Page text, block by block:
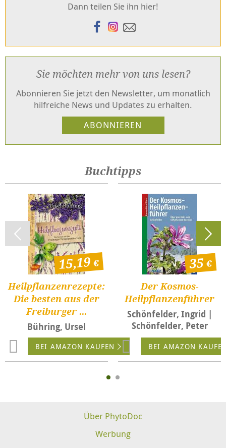
Dann teilen Sie ihn hier!
Sie möchten mehr von uns lesen?
Abonnieren Sie jetzt den Newsletter, um monatlich
hilfreiche News und Updates zu erhalten.
Buchtipps
Heilpflanzenrezepte:
Die besten aus der
Freiburger ...
Bühring, Ursel
15,19
BEI AMAZON KAUFEN
Der Kosmos-
Heilpflanzenführer
Schönfelder, Ingrid |
Schönfelder, Peter
35
BEI AMAZON
Über PhytoDoc
Werbung